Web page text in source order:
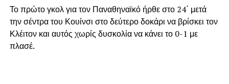
Το πρώτο γκολ για τον Παναθηναϊκό ήρθε στο 24΄ μετά
την σέντρα του Κουίνσι στο δεύτερο δοκάρι να βρίσκει τον
Κλέιτον και αυτός χωρίς δυσκολία να κάνει το 0-1 με
πλασέ.